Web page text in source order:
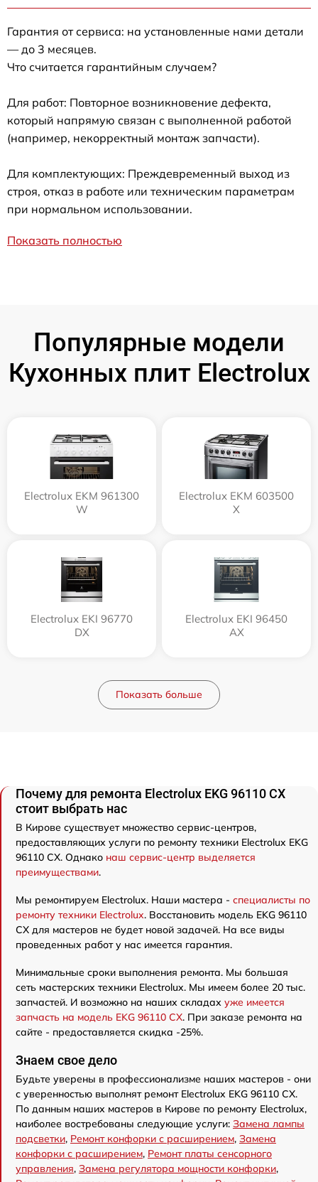
Гарантия от сервиса: на установленные нами детали
— до 3 месяцев.
Что считается гарантийным случаем?
Для работ: Повторное возникновение дефекта,
который напрямую связан с выполненной работой
(например, некорректный монтаж запчасти).
Для комплектующих: Преждевременный выход из
строя, отказ в работе или техническим параметрам
при нормальном использовании.
Показать полностью
Популярные модели
Кухонных плит Electrolux
Electrolux EKM 961300
W
Electrolux EKM 603500
X
Electrolux EKI 96770
DX
Electrolux EKI 96450
AX
Показать больше
Почему для ремонта Electrolux EKG 96110 CX
стоит выбрать нас
В Кирове существует множество сервис-центров,
предоставляющих услуги по ремонту техники Electrolux EKG
96110 CX. Однако наш сервис-центр выделяется
преимуществами.
Мы ремонтируем Electrolux. Наши мастера - специалисты по
ремонту техники Electrolux. Восстановить модель EKG 96110
CX для мастеров не будет новой задачей. На все виды
проведенных работ у нас имеется гарантия.
Минимальные сроки выполнения ремонта. Мы большая
сеть мастерских техники Electrolux. Мы имеем более 20 тыс.
запчастей. И возможно на наших складах уже имеется
запчасть на модель EKG 96110 CX. При заказе ремонта на
сайте - предоставляется скидка -25%.
Знаем свое дело
Будьте уверены в профессионализме наших мастеров - они
с уверенностью выполнят ремонт Electrolux EKG 96110 CX.
По данным наших мастеров в Кирове по ремонту Electrolux,
наиболее востребованы следующие услуги: Замена лампы
подсветки, Ремонт конфорки с расширением, Замена
конфорки с расширением, Ремонт платы сенсорного
управления, Замена регулятора мощности конфорки,